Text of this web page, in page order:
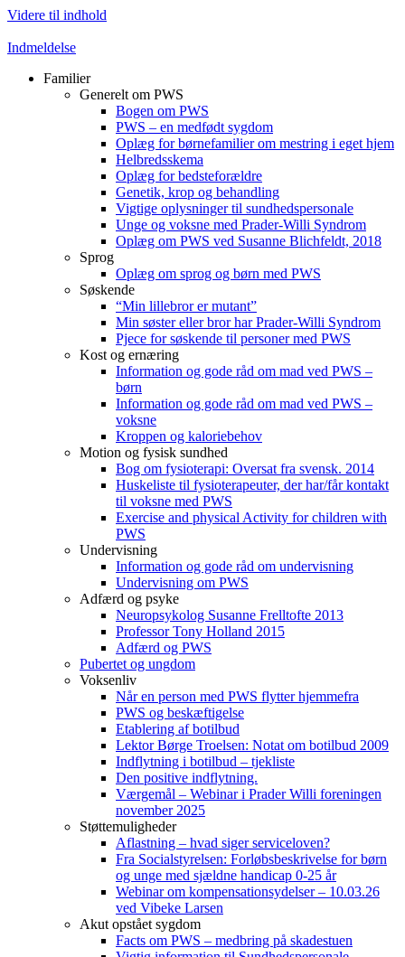
Videre til indhold
Indmeldelse
Familier
Generelt om PWS
Bogen om PWS
PWS – en medfødt sygdom
Oplæg for børnefamilier om mestring i eget hjem
Helbredsskema
Oplæg for bedsteforældre
Genetik, krop og behandling
Vigtige oplysninger til sundhedspersonale
Unge og voksne med Prader-Willi Syndrom
Oplæg om PWS ved Susanne Blichfeldt, 2018
Sprog
Oplæg om sprog og børn med PWS
Søskende
“Min lillebror er mutant”
Min søster eller bror har Prader-Willi Syndrom
Pjece for søskende til personer med PWS
Kost og ernæring
Information og gode råd om mad ved PWS –
børn
Information og gode råd om mad ved PWS –
voksne
Kroppen og kaloriebehov
Motion og fysisk sundhed
Bog om fysioterapi: Oversat fra svensk. 2014
Huskeliste til fysioterapeuter, der har/får kontakt
til voksne med PWS
Exercise and physical Activity for children with
PWS
Undervisning
Information og gode råd om undervisning
Undervisning om PWS
Adfærd og psyke
Neuropsykolog Susanne Frelltofte 2013
Professor Tony Holland 2015
Adfærd og PWS
Pubertet og ungdom
Voksenliv
Når en person med PWS flytter hjemmefra
PWS og beskæftigelse
Etablering af botilbud
Lektor Børge Troelsen: Notat om botilbud 2009
Indflytning i botilbud – tjekliste
Den positive indflytning.
Værgemål – Webinar i Prader Willi foreningen
november 2025
Støttemuligheder
Aflastning – hvad siger serviceloven?
Fra Socialstyrelsen: Forløbsbeskrivelse for børn
og unge med sjældne handicap 0-25 år
Webinar om kompensationsydelser – 10.03.26
ved Vibeke Larsen
Akut opstået sygdom
Facts om PWS – medbring på skadestuen